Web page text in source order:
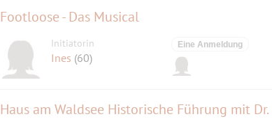
Footloose - Das Musical
Initiatorin
Ines (60)
Eine Anmeldung
Haus am Waldsee Historische Führung mit